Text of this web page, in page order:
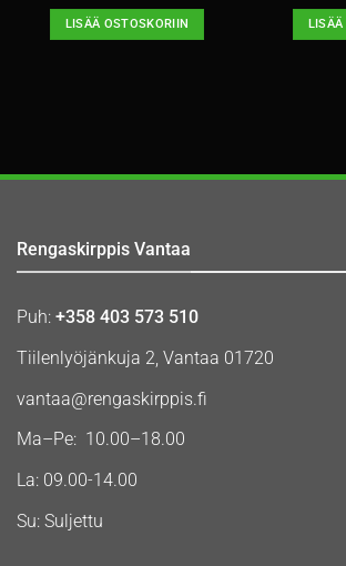
LISÄÄ OSTOSKORIIN LISÄÄ
Rengaskirppis Vantaa
Puh: +358 403 573 510
Tiilenlyöjänkuja 2, Vantaa 01720
vantaa@rengaskirppis.fi
Ma–Pe: 10.00–18.00
La: 09.00-14.00
Su: Suljettu